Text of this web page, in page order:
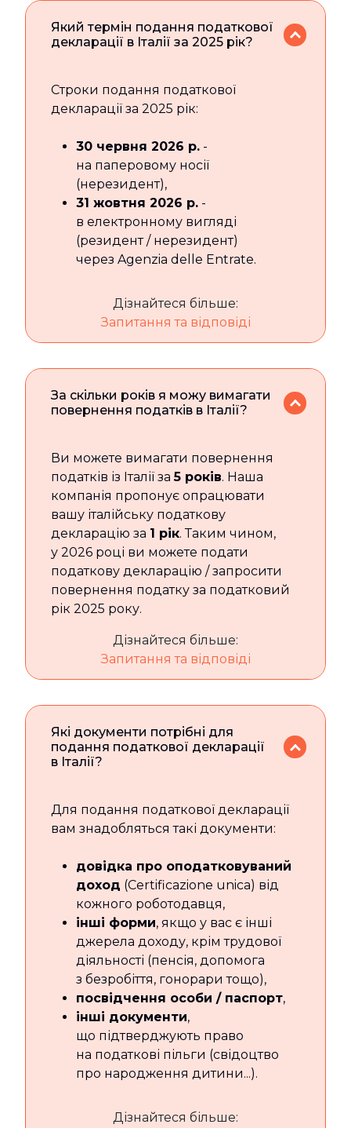
Який термін подання податкової
декларації в Італії за 2025 рік?
Строки подання податкової
декларації за 2025 рік:
30 червня 2026 р. -
на паперовому носії
(нерезидент),
31 жовтня 2026 р. -
в електронному вигляді
(резидент / нерезидент)
через Agenzia delle Entrate.
Дізнайтеся більше:
Запитання та відповіді
За скільки років я можу вимагати
повернення податків в Італії?
Ви можете вимагати повернення
податків із Італії за5 років. Наша
компанія пропонує опрацювати
вашу італійську податкову
декларацію за 1 рік. Таким чином,
у 2026 році ви можете подати
податкову декларацію / запросити
повернення податку за податковий
рік 2025 року.
Дізнайтеся більше:
Запитання та відповіді
Які документи потрібні для
подання податкової декларації
в Італії?
Для подання податкової декларації
вам знадобляться такі документи:
довідка про оподатковуваний
доход (Certificazione unica) від
кожного роботодавця,
інші форми, якщо у вас є інші
джерела доходу, крім трудової
діяльності (пенсія, допомога
з безробіття, гонорари тощо),
посвідчення особи / паспорт,
інші документи,
що підтверджують право
на податкові пільги (свідоцтво
про народження дитини...).
Дізнайтеся більше: